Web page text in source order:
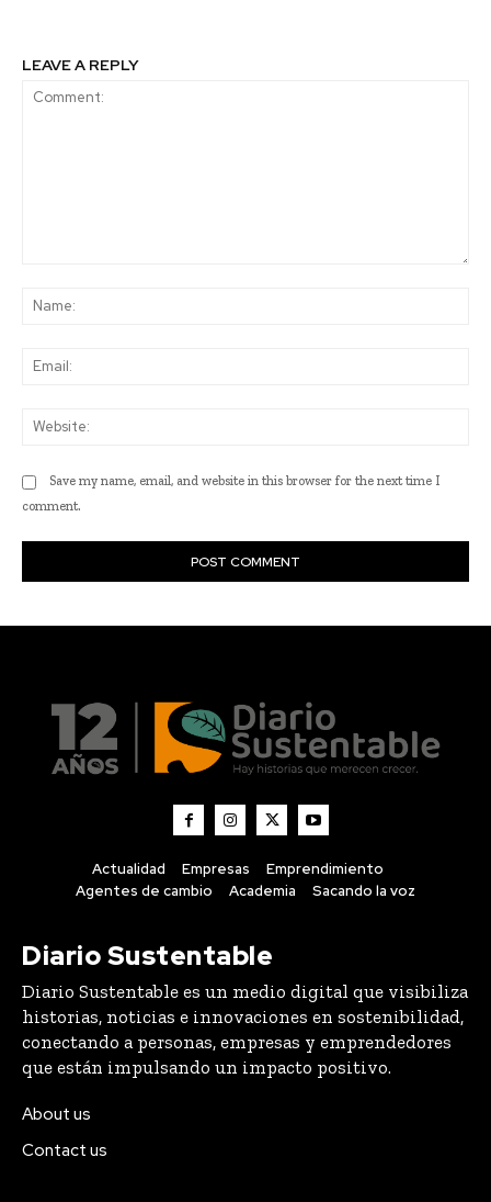
Actualidad Empresas
Emprendimiento
Agentes de cambio
Academia Sacando la voz
Diario Sustentable
Diario Sustentable es un medio digital que visibiliza
historias, noticias e innovaciones en sostenibilidad,
conectando a personas, empresas y emprendedores
que están impulsando un impacto positivo.
About us
Contact us